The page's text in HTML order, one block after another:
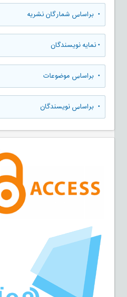
• براساس شمارگان نشریه
•نمایه نویسندگان
• براساس موضوعات
• براساس نویسندگان